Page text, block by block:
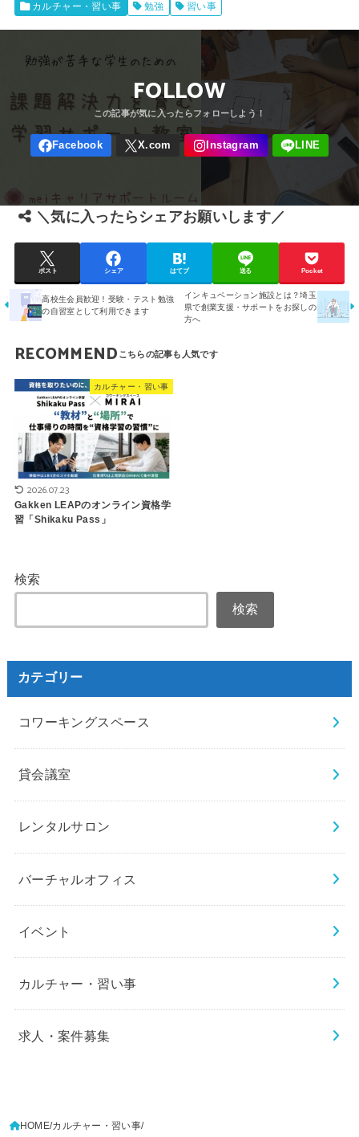
カルチャー・習い事 勉強 習い事
FOLLOW
＼気に入ったらシェアお願いします／
ポスト シェア はてブ 送る Pocket
高校生会員歓迎！受験・テスト勉強
の自習室として利用できます
インキュベーション施設とは？埼玉
県で創業支援・サポートをお探しの
方へ
RECOMMEND
カルチャー・習い事
2026.07.23
Gakken LEAPのオンライン資格学
習「Shikaku Pass」
検索
検索
カテゴリー
コワーキングスペース
貸会議室
レンタルサロン
バーチャルオフィス
イベント
カルチャー・習い事
求人・案件募集
HOME カルチャー・習い事